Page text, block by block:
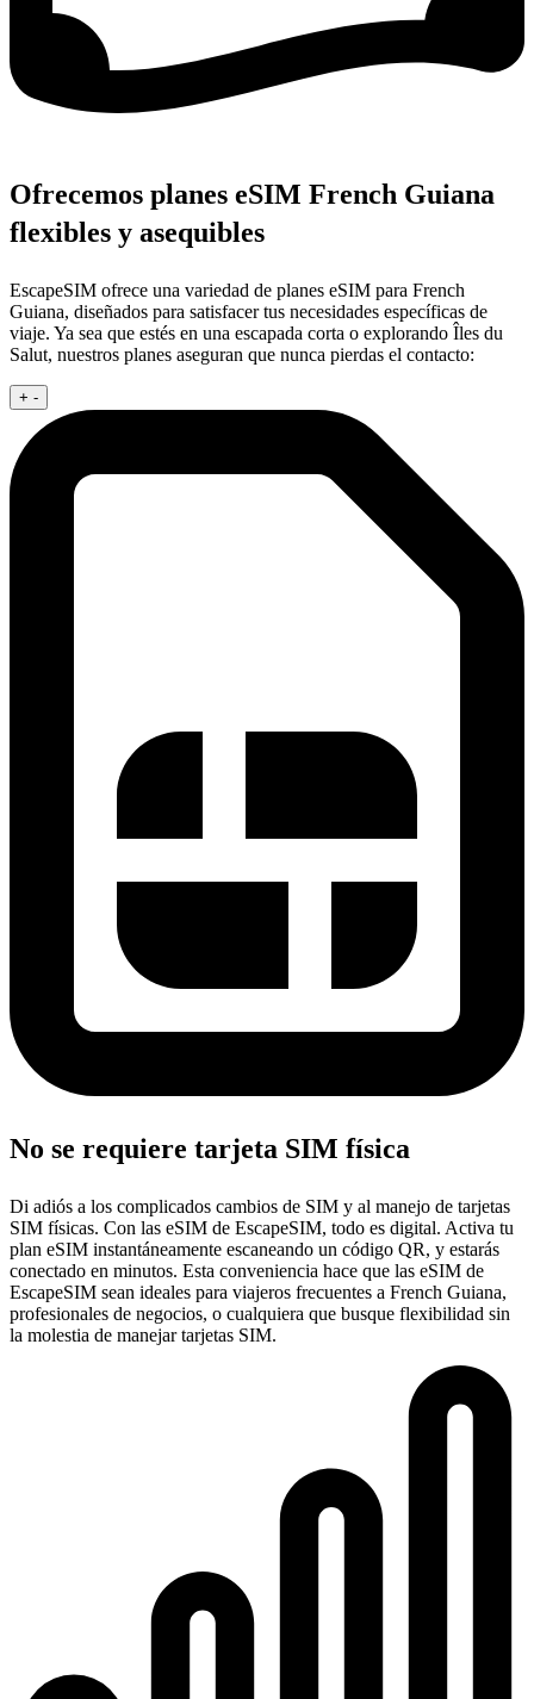
Ofrecemos planes eSIM French Guiana
flexibles y asequibles
EscapeSIM ofrece una variedad de planes eSIM para French
Guiana, diseñados para satisfacer tus necesidades específicas de
viaje. Ya sea que estés en una escapada corta o explorando Îles du
Salut, nuestros planes aseguran que nunca pierdas el contacto:
+ -
No se requiere tarjeta SIM física
Di adiós a los complicados cambios de SIM y al manejo de tarjetas
SIM físicas. Con las eSIM de EscapeSIM, todo es digital. Activa tu
plan eSIM instantáneamente escaneando un código QR, y estarás
conectado en minutos. Esta conveniencia hace que las eSIM de
EscapeSIM sean ideales para viajeros frecuentes a French Guiana,
profesionales de negocios, o cualquiera que busque flexibilidad sin
la molestia de manejar tarjetas SIM.